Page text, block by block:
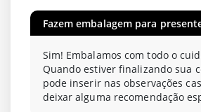
Fazem embalagem para
Sim! Embalamos com todo o
Quando estiver finalizando sua
pode inserir nas observações
deixar alguma recomendação